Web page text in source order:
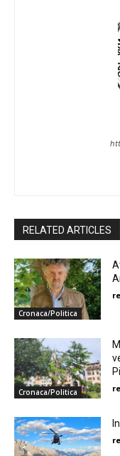
RELATED ARTICLES
Cronaca/Politica
Cronaca/Politica